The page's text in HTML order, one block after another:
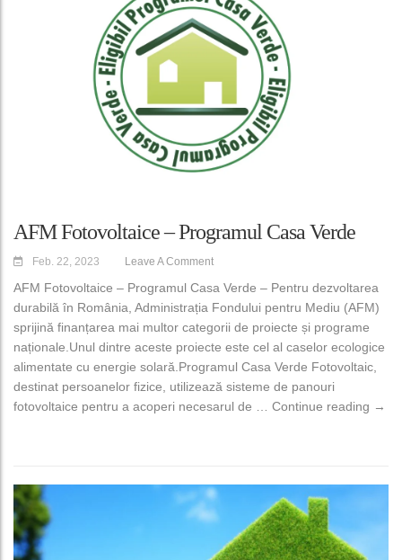
AFM Fotovoltaice – Programul Casa Verde
Feb. 22, 2023 Leave A Comment
AFM Fotovoltaice – Programul Casa Verde – Pentru dezvoltarea
durabilă în România, Administrația Fondului pentru Mediu (AFM)
sprijină finanțarea mai multor categorii de proiecte și programe
naționale.Unul dintre aceste proiecte este cel al caselor ecologice
alimentate cu energie solară.Programul Casa Verde Fotovoltaic,
destinat persoanelor fizice, utilizează sisteme de panouri
fotovoltaice pentru a acoperi necesarul de … Continue reading →